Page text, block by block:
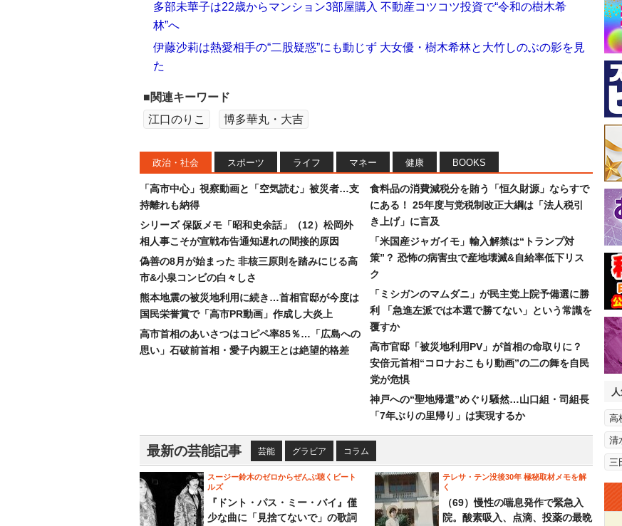
多部未華子は22歳からマンション3部屋購入 不動産コツコツ投資で“令和の樹木希
林”へ
伊藤沙莉は熱愛相手の“二股疑惑”にも動じず 大女優・樹木希林と大竹しのぶの影を見
た
■関連キーワード
江口のりこ
博多華丸・大吉
政治・社会 スポーツ ライフ マネー 健康 BOOKS
「高市中心」視察動画と「空気読む」被災者…支
持離れも納得
シリーズ 保阪メモ「昭和史余話」（12）松岡外
相人事こそが宣戦布告通知遅れの間接的原因
偽善の8月が始まった 非核三原則を踏みにじる高
市&小泉コンビの白々しさ
熊本地震の被災地利用に続き…首相官邸が今度は
国民栄誉賞で「高市PR動画」作成し大炎上
高市首相のあいさつはコピペ率85％…「広島への
思い」石破前首相・愛子内親王とは絶望的格差
食料品の消費減税分を賄う「恒久財源」ならすで
にある！ 25年度与党税制改正大綱は「法人税引
き上げ」に言及
「米国産ジャガイモ」輸入解禁は“トランプ対
策”？ 恐怖の病害虫で産地壊滅&自給率低下リス
ク
「ミシガンのマムダニ」が民主党上院予備選に勝
利 「急進左派では本選で勝てない」という常識を
覆すか
高市官邸「被災地利用PV」が首相の命取りに？
安倍元首相“コロナおこもり動画”の二の舞を自民
党が危惧
神戸への“聖地帰還”めぐり騒然…山口組・司組長
「7年ぶりの里帰り」は実現するか
最新の芸能記事 芸能 グラビア コラム
スージー鈴木のゼロからぜんぶ聴くビート
ルズ
『ドント・パス・ミー・バイ』僅
少な曲に「見捨てないで」の歌詞
テレサ・テン没後30年 極秘取材メモを解
く
（69）慢性の喘息発作で緊急入
院。酸素吸入、点滴、投薬の最晩
高
清
三